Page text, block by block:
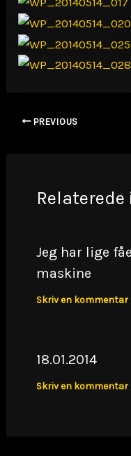
PREVIOUS
Jeg har lige
maskine
Skriv en kommentar
18.01.2014
Skriv en kommentar